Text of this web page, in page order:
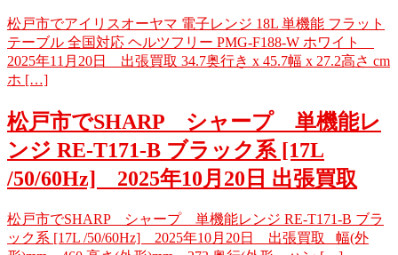
松戸市でアイリスオーヤマ 電子レンジ 18L 単機能 フラット
テーブル 全国対応 ヘルツフリー PMG-F188-W ホワイト
2025年11月20日 出張買取 34.7奥行き x 45.7幅 x 27.2高さ cm
ホ […]
松戸市でSHARP シャープ 単機能レ
ンジ RE-T171-B ブラック系 [17L
/50/60Hz] 2025年10月20日 出張買取
松戸市でSHARP シャープ 単機能レンジ RE-T171-B ブラ
ック系 [17L /50/60Hz] 2025年10月20日 出張買取 幅(外